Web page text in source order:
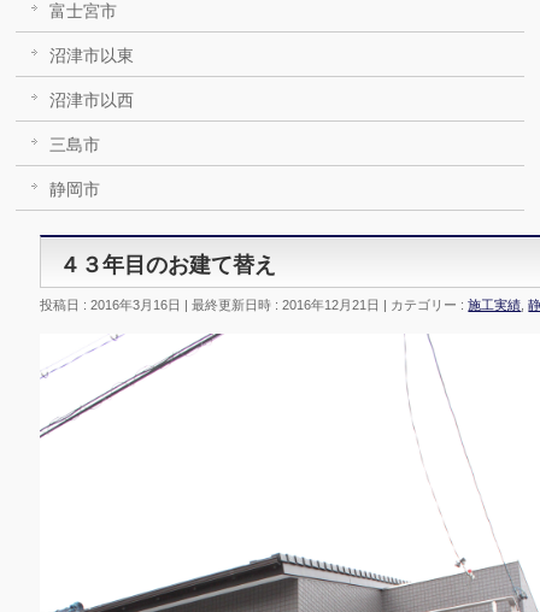
富士宮市
沼津市以東
沼津市以西
三島市
静岡市
４３年目のお建て替え
投稿日 : 2016年3月16日 最終更新日時 : 2016年12月21日 カテゴリー :施工実績 ,